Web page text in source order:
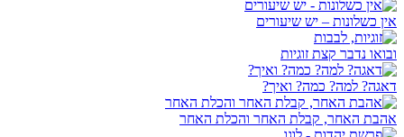
אין כשלונות – יש שיעורים
ובואו נדבר קצת זוגיות
דאגה? למה? כמה? ואיך?
אהבת האחר, קבלת האחר והכלת האחר